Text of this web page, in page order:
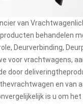
van
behandelen
Deurverbinding,
voor vrachtwagens,
door
en
is u om